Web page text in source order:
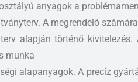
anyagok a
A megrendelő
alapján történő
munka
alapanyagok. A precíz